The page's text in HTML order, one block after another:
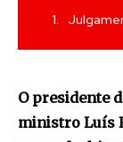
O presidente
ministro Luís